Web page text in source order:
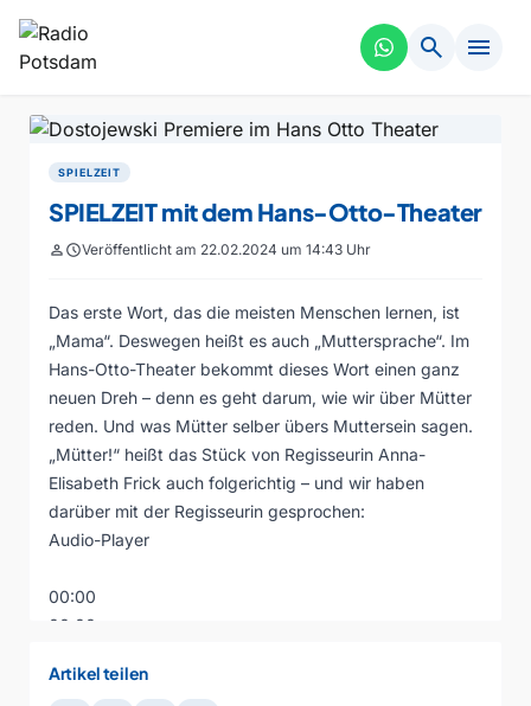
search menu
SPIELZEIT
SPIELZEIT mit dem Hans-Otto-Theater
personscheduleVeröffentlicht am 22.02.2024 um 14:43 Uhr
Das erste Wort, das die meisten Menschen lernen, ist
„Mama“. Deswegen heißt es auch „Muttersprache“. Im
Hans-Otto-Theater bekommt dieses Wort einen ganz
neuen Dreh – denn es geht darum, wie wir über Mütter
reden. Und was Mütter selber übers Muttersein sagen.
„Mütter!“ heißt das Stück von Regisseurin Anna-
Elisabeth Frick auch folgerichtig – und wir haben
darüber mit der Regisseurin gesprochen:
Audio-Player
00:00
00:00
Artikel teilen